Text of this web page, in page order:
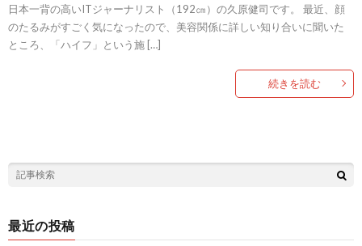
日本一背の高いITジャーナリスト（192㎝）の久原健司です。 最近、顔
のたるみがすごく気になったので、美容関係に詳しい知り合いに聞いた
ところ、「ハイフ」という施 […]
続きを読む
最近の投稿